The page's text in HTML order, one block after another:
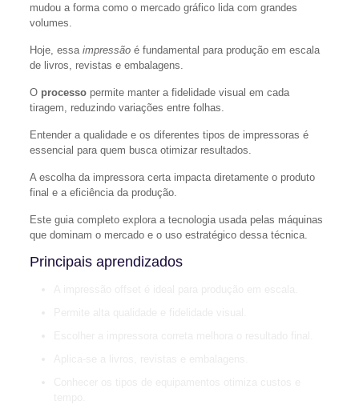
mudou a forma como o mercado gráfico lida com grandes
volumes.
Hoje, essa impressãoé fundamental para produção em escala
de livros, revistas e embalagens.
O processopermite manter a fidelidade visual em cada
tiragem, reduzindo variações entre folhas.
Entender a qualidade e os diferentes tipos de impressoras é
essencial para quem busca otimizar resultados.
A escolha da impressora certa impacta diretamente o produto
final e a eficiência da produção.
Este guia completo explora a tecnologia usada pelas máquinas
que dominam o mercado e o uso estratégico dessa técnica.
Principais aprendizados